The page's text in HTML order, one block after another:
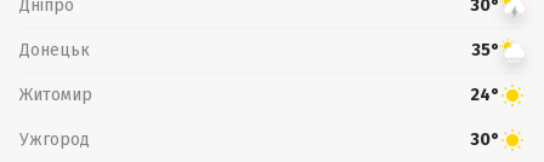
Дніпро 30°
Донецьк 35°
Житомир 24°
Ужгород 30°